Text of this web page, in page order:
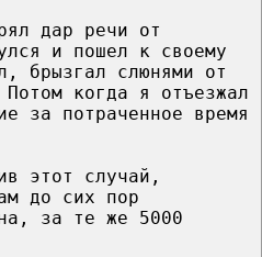
дар речи от
и пошел к своему
брызгал слюнями от
когда я отъезжал
за потраченное время
этот случай,
до сих пор
за те же 5000